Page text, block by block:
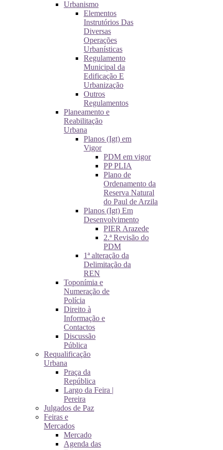
Urbanismo
Elementos
Instrutórios Das
Diversas
Operações
Urbanísticas
Regulamento
Municipal da
Edificação E
Urbanização
Outros
Regulamentos
Planeamento e
Reabilitação
Urbana
Planos (Igt) em
Vigor
PDM em vigor
PP PLIA
Plano de
Ordenamento da
Reserva Natural
do Paul de Arzila
Planos (Igt) Em
Desenvolvimento
PIER Arazede
2.ª Revisão do
PDM
1ª alteração da
Delimitação da
REN
Toponímia e
Numeração de
Polícia
Direito à
Informação e
Contactos
Discussão
Pública
Requalificação
Urbana
Praça da
República
Largo da Feira |
Pereira
Julgados de Paz
Feiras e
Mercados
Mercado
Agenda das